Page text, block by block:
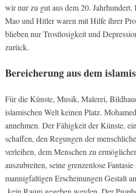
wir nur zu gut aus dem 20.
Mao und Hitler waren mit Hilfe ihrer
blieben nur Trostlosigkeit und
zurück.
Bereicherung aus dem
Für die Künste, Musik, Malerei,
islamischen Welt keinen Platz.
annehmen. Der Fähigkeit der Künste,
schaffen, den Regungen der
verleihen, dem Menschen zu
auszubreiten, seine grenzenlose
mannigfaltigen Erscheinungen Gestalt